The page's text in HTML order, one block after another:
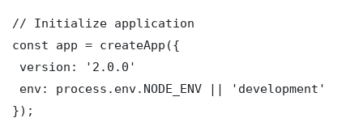
// Initialize application
const app = createApp({
version: '2.0.0'
env: process.env.NODE_ENV || 'development'
});